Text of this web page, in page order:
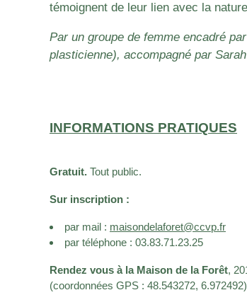
témoignent de leur lien avec la
Par un groupe de femme encadré
plasticienne), accompagné par
INFORMATIONS PRATIQUES
Gratuit. Tout public.
Sur inscription :
par mail : maisondelaforet@ccvp.fr
par téléphone : 03.83.71.23.25
Rendez vous à la Maison de la Forêt,
(coordonnées GPS : 48.543272, 6.972492)